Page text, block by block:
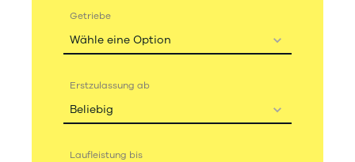
Getriebe
Wähle eine Option
Erstzulassung ab
Beliebig
Laufleistung bis